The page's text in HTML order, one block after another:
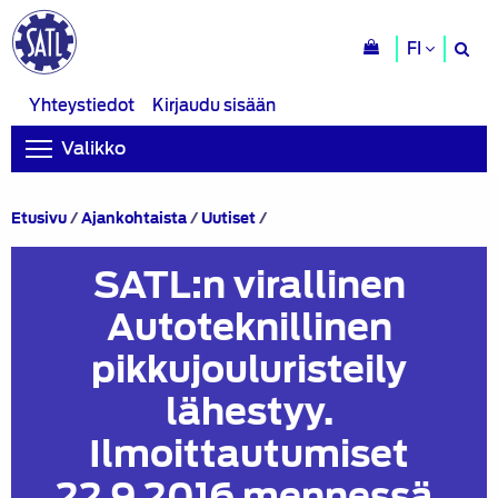
FI
Yhteystiedot
Kirjaudu sisään
Valikko
Etusivu/Ajankohtaista/Uutiset/SATL:n
pikkujouluristeily
lähestyy.
Ilmoittautumiset
22.9.2016
mennessä.
Lisäksi
ennen
matkaa
on
tarjolla
koulutuspäivä
SATL:n virallinen
Autoteknillinen
pikkujouluristeily
lähestyy.
Ilmoittautumiset